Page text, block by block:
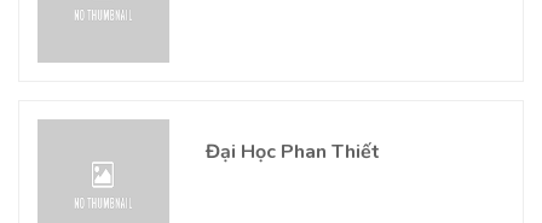
Đại Học Phan Thiết